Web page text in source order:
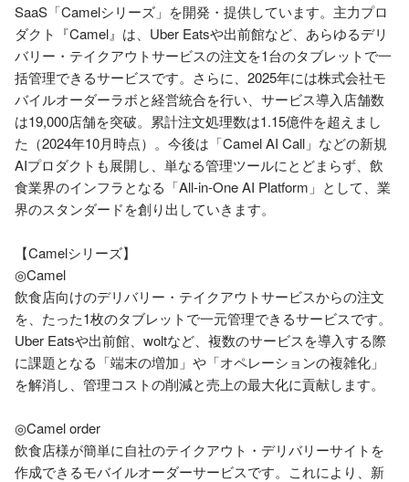
SaaS「Camelシリーズ」を開発・提供しています。主力プロ
ダクト『Camel』は、Uber Eatsや出前館など、あらゆるデリ
バリー・テイクアウトサービスの注文を1台のタブレットで一
括管理できるサービスです。さらに、2025年には株式会社モ
バイルオーダーラボと経営統合を行い、サービス導入店舗数
は19,000店舗を突破。累計注文処理数は1.15億件を超えまし
た（2024年10月時点）。今後は「Camel AI Call」などの新規
AIプロダクトも展開し、単なる管理ツールにとどまらず、飲
食業界のインフラとなる「All-in-One AI Platform」として、業
界のスタンダードを創り出していきます。
【Camelシリーズ】
◎Camel
飲食店向けのデリバリー・テイクアウトサービスからの注文
を、たった1枚のタブレットで一元管理できるサービスです。
Uber Eatsや出前館、woltなど、複数のサービスを導入する際
に課題となる「端末の増加」や「オペレーションの複雑化」
を解消し、管理コストの削減と売上の最大化に貢献します。
◎Camel order
飲食店様が簡単に自社のテイクアウト・デリバリーサイトを
作成できるモバイルオーダーサービスです。これにより、新